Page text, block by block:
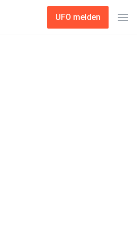
UFO melden